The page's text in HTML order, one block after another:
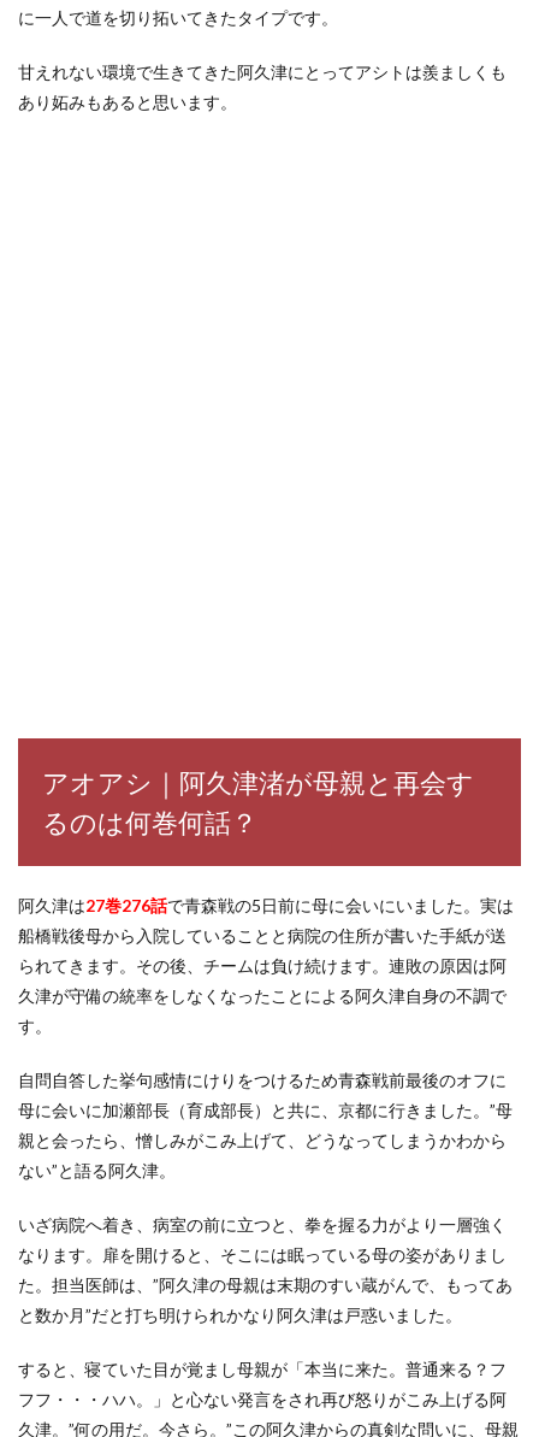
に一人で道を切り拓いてきたタイプです。
甘えれない環境で生きてきた阿久津にとってアシトは羨ましくも
あり妬みもあると思います。
アオアシ｜阿久津渚が母親と再会す
るのは何巻何話？
阿久津は27巻276話で青森戦の5日前に母に会いにいました。 実は
船橋戦後母から入院していることと病院の住所が書いた手紙が送
られてきます。 その後、チームは負け続けます。連敗の原因は阿
久津が守備の統率をしなくなったことによる阿久津自身の不調で
す。
自問自答した挙句感情にけりをつけるため青森戦前最後のオフに
母に会いに加瀬部長（育成部長）と共に、京都に行きました。 ”母
親と会ったら、憎しみがこみ上げて、どうなってしまうかわから
ない”と語る阿久津。
いざ病院へ着き、病室の前に立つと、拳を握る力がより一層強く
なります。扉を開けると、そこには眠っている母の姿がありまし
た。 担当医師は、”阿久津の母親は末期のすい蔵がんで、もってあ
と数か月”だと打ち明けられかなり阿久津は戸惑いました。
すると、寝ていた目が覚まし母親が「本当に来た。普通来る？フ
フフ・・・ハハ。」と心ない発言をされ再び怒りがこみ上げる阿
久津。 ”何の用だ。今さら。”この阿久津からの真剣な問いに、母親